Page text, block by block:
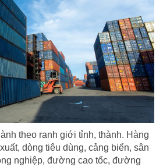
theo ranh giới tỉnh, thành. Hàng
dòng tiêu dùng, cảng biển, sân
nghiệp, đường cao tốc, đường